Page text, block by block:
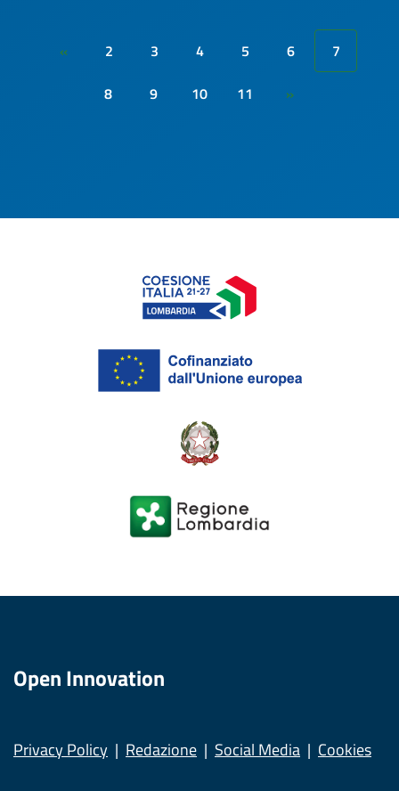
« 2 3 4 5 6
7
8
9 10 11 »
Open Innovation
Privacy Policy Redazione Social Media Cookies